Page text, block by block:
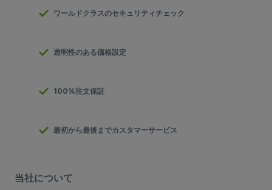
ワールドクラスのセキュリティチェック
透明性のある価格設定
100%注文保証
最初から最後までカスタマーサービス
当社について